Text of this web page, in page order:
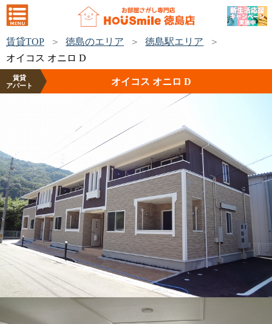
賃貸TOP 徳島のエリア
徳島駅エリア
オイコス オニロ D
賃貸
アパート
オイコス オニロ D